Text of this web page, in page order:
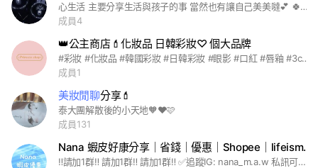
心生活 主要分享生活與孩子的事 當然也有讓自己美美噠💕 🍀🍀🍀🍀🍀🍀 【加入前必讀】如違反規定，會退群封鎖喔😉 （1） 禁止廣告！為避免詐騙，僅管理員可以分享連結。 （2）管理員不會要求加入其他社群，若有那都是「假冒的管理員」！請勿點擊假連結！注意詐騙大頭貼的管理員星號不會是正圓形！ （3）可以發問，但請勿洗版與閒聊，並保持友善勿筆戰。 (4)勿交換/販賣私人物品，禁止任何形式的廣告。 （5）優惠資訊有分潤，不喜勿入。 #育兒 #出遊 #生活 #美妝
成員4
👑公主商店💄化妝品 日韓彩妝♡ 個大品牌
#彩妝 #化妝品 #韓國彩妝 #日韓彩妝 #眼影 #口紅 #唇釉 #3ce #美妝. #romand 大家好 這裡是提供大家購買彩妝的社群 因為韓國彩妝都是批發的 所以最低購買金額要到臺幣2000$以上哦 在這裡希望大家都能和平相處 一起買到自己喜歡且便宜優質的化妝品🤎🤍 如果有任何問題都歡迎詢問 但是記得要有禮貌哦❤️ 以下是希望大家一起遵守的 ①請勿洗貼圖 對話 會讓重要的資訊被洗掉 ②請勿說髒話 難聽字眼等等🤬大家都是美麗的小仙女🧚🏻‍♀️ ③請勿在社群內吵架 如果屢勸不聽會被退群哦 ④不要在社群內閒聊 不要佔用社群的功能 ⑤大家都可以加有興趣的朋友進來 歡迎歡迎🤎🤎🤎
成員1
美妝閒聊分享💄
泰大團解散後的小天地🧡❤️🩷
成員131
Nana 蝦皮好康分享｜省錢｜優惠｜Shopee｜lifeismoney｜購物｜超商｜Line｜折扣
‼️請加1群‼️ 請加1群‼️ 請加1群‼️ ✅追蹤IG: nana_m.a.w 私訊可以快速加入，要先申請「1群」⚠️不然進不來 —- 『即時』🔺蝦皮折扣碼整理/隱藏折扣碼/省錢攻略/情報搶先看 🖌️目前只開放加入「1群」🖌️ ✅名稱前面要加上「11 」才可加入（要區分機器人） ✅追蹤IG: nana_m.a.w 私訊可以快速加入，要先申請「1群」⚠️不然進不來 1⃣️禁止廣告！ 2⃣️只有「管理員」可以分享連結 ▪️群組內有社群專屬折扣碼 ▪️版主會分享各種蝦皮的活動搶先看、隱藏好康情報、折扣碼統整 ▪️裡面會有分潤網址不喜勿入～ #蝦皮 #好康 #情報 #網購 #優惠 #折扣 # 超商 #蝦皮優惠整理 #蝦皮免運 #美妝 #保養 #美白 —————— ฅ՞• •՞ฅ ——————— #男友 #討論 #特賣會 #彩妝 #全家 #全聯 #省錢#咖啡 #遊戲 #女裝 #代購 #服飾 #男裝 #球鞋 #穿搭 #免運 #dcard #閒聊 #單身 #購物 #網拍 #momo #pchome #yahoo #理財 #信用卡 #二手 #二手衣物 #免費 #女孩 #投資 #蝦幣 #促銷 #打工 #情報#研究所#大學#新生#2023#輔仁大學#台灣大學#師大#台科#台大#國小#國中#高中#北一女#北科#科技業#半導體#國考#高考#輔大#實踐#中興#嬰兒#寶寶#媽咪